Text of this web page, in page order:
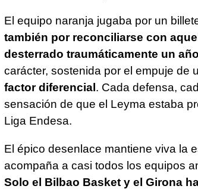
El equipo naranja jugaba por un
también por reconciliarse con
desterrado traumáticamente un
carácter, sostenida por el empuje de
factor diferencial . Cada defensa,
sensación de que el Leyma estaba
Liga Endesa.
El épico desenlace mantiene viva la
acompaña a casi todos los equipos
Solo el Bilbao Basket y el Girona